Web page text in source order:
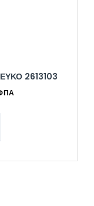
2613103